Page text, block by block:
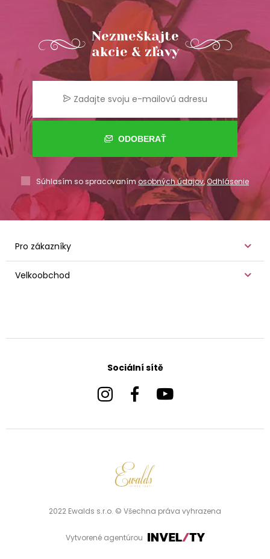
Nezmeškajte
akcie & zľavy
ODOBERAŤ
Súhlasím so spracovaním osobných údajov,Odhlásenie
Pro zákazníky
Velkoobchod
Sociální sítě
2022 Ewalds s.r.o. © Všechna práva vyhrazena
Vytvorené agentúrou